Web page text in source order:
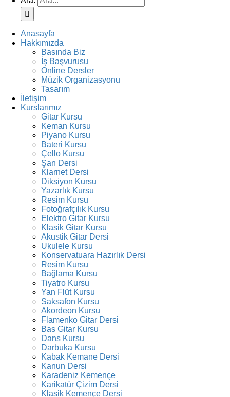
Anasayfa
Hakkımızda
Basında Biz
İş Başvurusu
Online Dersler
Müzik Organizasyonu
Tasarım
İletişim
Kurslarımız
Gitar Kursu
Keman Kursu
Piyano Kursu
Bateri Kursu
Çello Kursu
Şan Dersi
Klarnet Dersi
Diksiyon Kursu
Yazarlık Kursu
Resim Kursu
Fotoğrafçılık Kursu
Elektro Gitar Kursu
Klasik Gitar Kursu
Akustik Gitar Dersi
Ukulele Kursu
Konservatuara Hazırlık Dersi
Resim Kursu
Bağlama Kursu
Tiyatro Kursu
Yan Flüt Kursu
Saksafon Kursu
Akordeon Kursu
Flamenko Gitar Dersi
Bas Gitar Kursu
Dans Kursu
Darbuka Kursu
Kabak Kemane Dersi
Kanun Dersi
Karadeniz Kemençe
Karikatür Çizim Dersi
Klasik Kemençe Dersi